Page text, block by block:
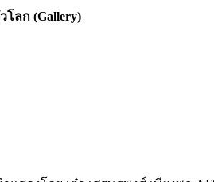
โลก (Gallery)